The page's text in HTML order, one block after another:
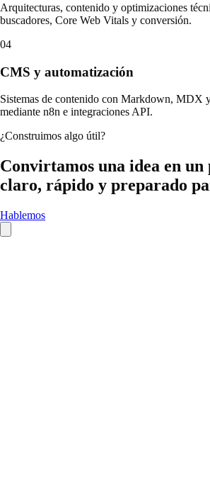
Arquitecturas, contenido y optimizaciones
buscadores, Core Web Vitals y conversión.
04
CMS y automatización
Sistemas de contenido con Markdown, MDX
mediante n8n e integraciones API.
¿Construimos algo útil?
Convirtamos una idea en un
claro, rápido y preparado
Hablemos